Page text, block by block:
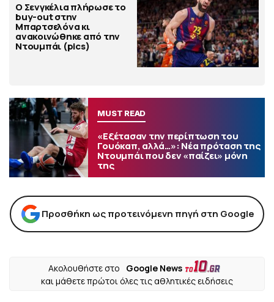
Ο Σενγκέλια πλήρωσε το
buy-out στην
Μπαρτσελόνα κι
ανακοινώθηκε από την
Ντουμπάι (pics)
MUST READ
«Εξέτασαν την περίπτωση του
Γουόκαπ, αλλά…»: Νέα πρόταση της
Ντουμπάι που δεν «παίζει» μόνη
της
Προσθήκη ως προτεινόμενη πηγή στη Google
Ακολουθήστε στο
Google News
και μάθετε πρώτοι όλες τις αθλητικές ειδήσεις